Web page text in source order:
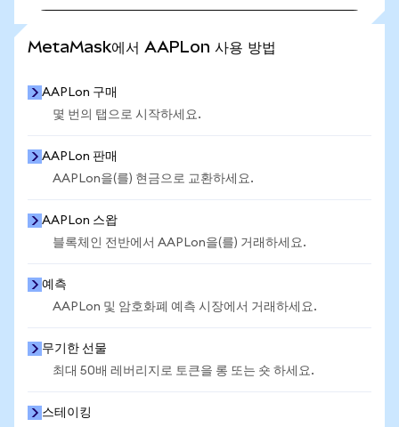
MetaMask에서 AAPLon 사용 방법
AAPLon 구매
몇 번의 탭으로 시작하세요.
AAPLon 판매
AAPLon을(를) 현금으로 교환하세요.
AAPLon 스왑
블록체인 전반에서 AAPLon을(를) 거래하세요.
예측
AAPLon 및 암호화폐 예측 시장에서 거래하세요.
무기한 선물
최대 50배 레버리지로 토큰을 롱 또는 숏 하세요.
스테이킹